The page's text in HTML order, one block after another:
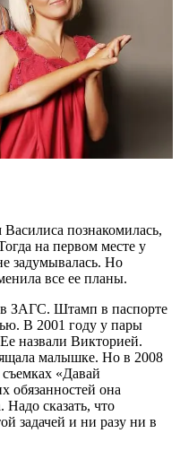
познакомилась,
на первом месте у
задумывалась. Но
все ее планы.
в ЗАГС. Штамп в паспорте
В 2001 году у пары
назвали Викторией.
малышке. Но в 2008
съемках «Давай
обязанностей она
сказать, что
задачей и ни разу ни в